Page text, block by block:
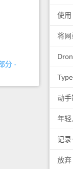
分 -
使用
动手
年轻
记录
放弃